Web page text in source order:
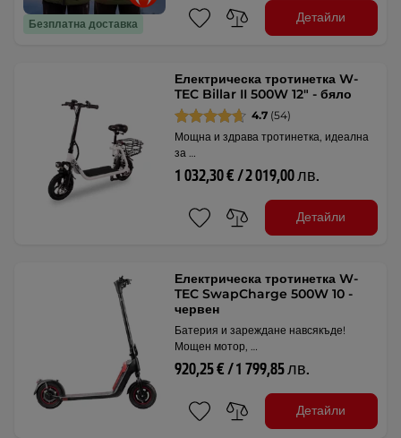
Безплатна доставка Детайли
Електрическа тротинетка W-
TEC Billar II 500W 12" - бяло
4.7 (54)
Мощна и здрава тротинетка, идеална
за …
1 032,30 € / 2 019,00 лв.
Детайли
Електрическа тротинетка W-
TEC SwapCharge 500W 10 -
червен
Батерия и зареждане навсякъде!
Мощен мотор, …
920,25 € / 1 799,85 лв.
Детайли